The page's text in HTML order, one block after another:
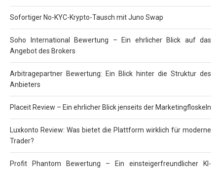
Sofortiger No-KYC-Krypto-Tausch mit Juno Swap
Soho International Bewertung – Ein ehrlicher Blick auf das
Angebot des Brokers
Arbitragepartner Bewertung: Ein Blick hinter die Struktur des
Anbieters
Placeit Review – Ein ehrlicher Blick jenseits der Marketingfloskeln
Luxkonto Review: Was bietet die Plattform wirklich für moderne
Trader?
Profit Phantom Bewertung – Ein einsteigerfreundlicher KI-